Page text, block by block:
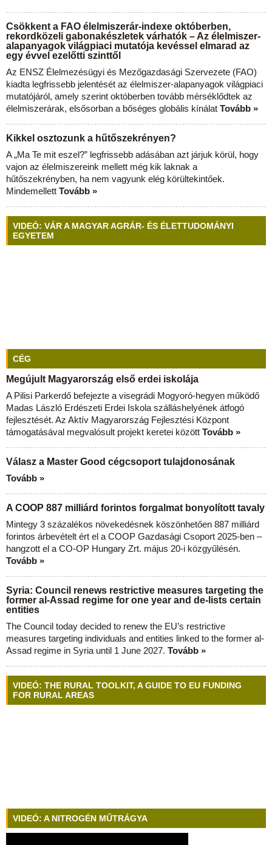
Csökkent a FAO élelmiszerár-indexe októberben,
rekordközeli gabonakészletek várhatók – Az élelmiszer-
alapanyagok világpiaci mutatója kevéssel elmarad az
egy évvel ezelőtti szinttől
Az ENSZ Élelmezésügyi és Mezőgazdasági Szervezete (FAO)
kiadta legfrissebb jelentését az élelmiszer-alapanyagok világpiaci
mutatójáról, amely szerint októberben tovább mérséklődtek az
élelmiszerárak, elsősorban a bőséges globális kínálat Tovább »
Kikkel osztozunk a hűtőszekrényen?
A „Ma Te mit eszel?” legfrissebb adásában azt járjuk körül, hogy
vajon az élelmiszereink mellett még kik laknak a
hűtőszekrényben, ha nem vagyunk elég körültekintőek.
Mindemellett Tovább »
VIDEÓ: VÁR A MAGYAR AGRÁR- ÉS ÉLETTUDOMÁNYI
EGYETEM
CÉG
Megújult Magyarország első erdei iskolája
A Pilisi Parkerdő befejezte a visegrádi Mogyoró-hegyen működő
Madas László Erdészeti Erdei Iskola szálláshelyének átfogó
fejlesztését. Az Aktív Magyarország Fejlesztési Központ
támogatásával megvalósult projekt keretei között Tovább »
Válasz a Master Good cégcsoport tulajdonosának
Tovább »
A COOP 887 milliárd forintos forgalmat bonyolított tavaly
Mintegy 3 százalékos növekedésnek köszönhetően 887 milliárd
forintos árbevételt ért el a COOP Gazdasági Csoport 2025-ben –
hangzott el a CO-OP Hungary Zrt. május 20-i közgyűlésén.
Tovább »
Syria: Council renews restrictive measures targeting the
former al-Assad regime for one year and de-lists certain
entities
The Council today decided to renew the EU’s restrictive
measures targeting individuals and entities linked to the former al-
Assad regime in Syria until 1 June 2027. Tovább »
VIDEÓ: THE RURAL TOOLKIT, A GUIDE TO EU FUNDING
FOR RURAL AREAS
VIDEÓ: A NITROGÉN MŰTRÁGYA